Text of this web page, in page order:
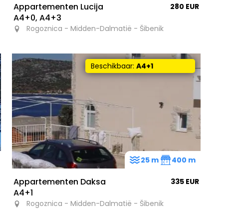
Appartementen Lucija
A4+0, A4+3
280 EUR
Rogoznica - Midden-Dalmatië - Šibenik
Beschikbaar:A4+1
Appartementen Daksa
A4+1
335 EUR
Rogoznica - Midden-Dalmatië - Šibenik
25 m 400 m